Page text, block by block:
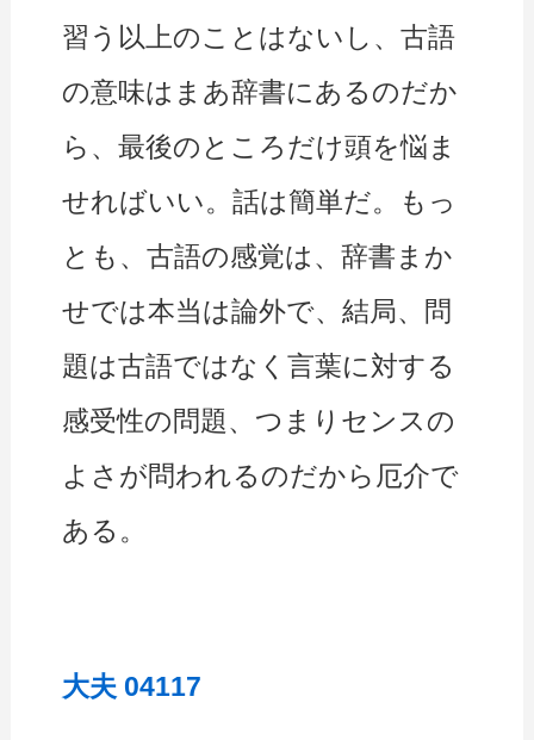
習う以上のことはないし、古語
の意味はまあ辞書にあるのだか
ら、最後のところだけ頭を悩ま
せればいい。話は簡単だ。もっ
とも、古語の感覚は、辞書まか
せでは本当は論外で、結局、問
題は古語ではなく言葉に対する
感受性の問題、つまりセンスの
よさが問われるのだから厄介で
ある。
大夫 04117